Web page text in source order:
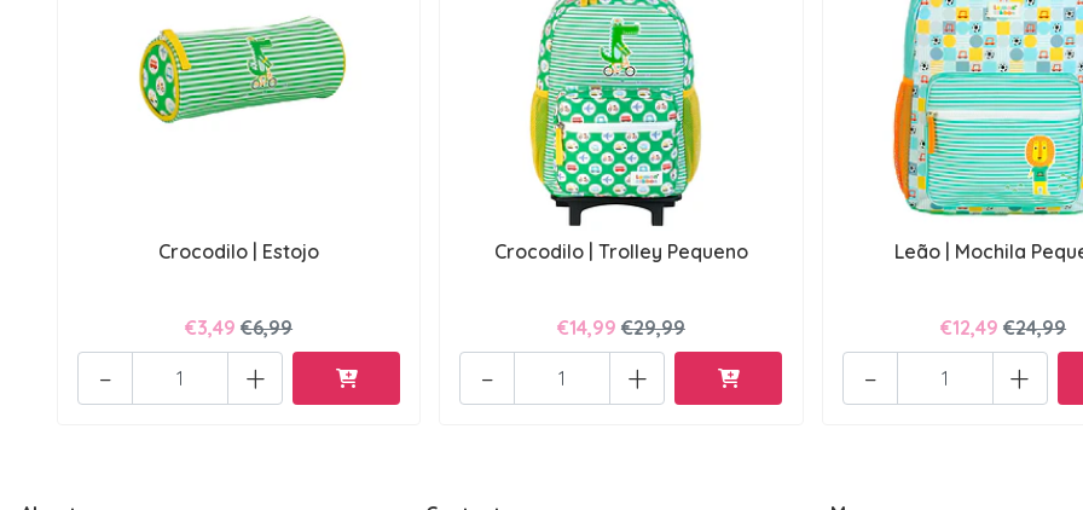
Crocodilo | Estojo
€3,49 €6,99
+
-
Crocodilo | Trolley Pequeno
€14,99 €29,99
+
-
Leão | Mochila
€12,49 €24,99
+
-